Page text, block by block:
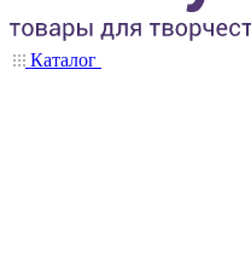
Каталог